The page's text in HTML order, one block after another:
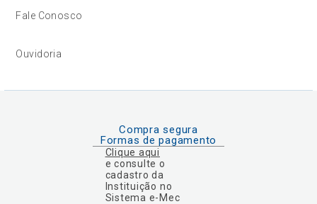
Fale Conosco
Ouvidoria
Compra segura
Formas de pagamento
Clique aqui
e consulte o
cadastro da
Instituição no
Sistema e-Mec